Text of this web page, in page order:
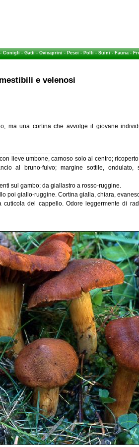
Conigli-Gatti-Ovicaprini-Pesci-Polli-Suini-Fauna-
e velenosi
ma una cortina che avvolge il giovane
lieve umbone, carnoso solo al centro;
al bruno-fulvo; margine sottile, ondulato,
sul gambo; da giallastro a rosso-ruggine.
poi giallo-ruggine. Cortina gialla, chiara,
del cappello. Odore leggermente di